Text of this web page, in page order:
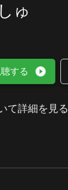
ゅ
する play_circle_filled
て詳細を見る